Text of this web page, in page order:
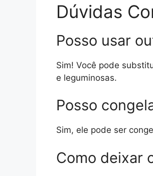
Dúvidas
Posso usar
Sim! Você pode
e leguminosas.
Posso
Sim, ele pode ser
Como deixar